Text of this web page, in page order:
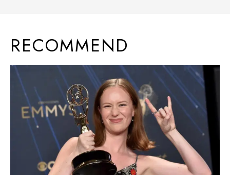
RECOMMEND